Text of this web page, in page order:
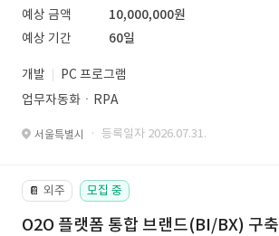
예상 금액
10,000,000원
예상 기간
60일
개발
PC 프로그램
업무자동화ㆍRPA
서울특별시 · 등록일자 2026.07.31.
📔 외주 모집 중
O2O 플랫폼 통합 브랜드(BI/BX) 구축